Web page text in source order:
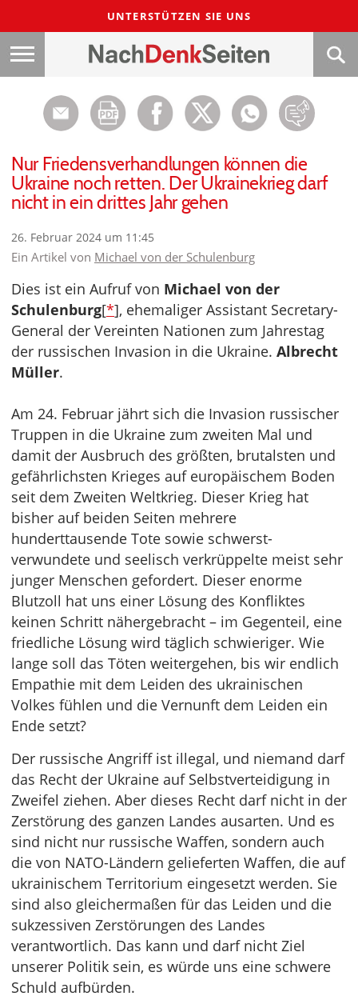
UNTERSTÜTZEN SIE UNS
Nur Friedensverhandlungen können die
Ukraine noch retten. Der Ukrainekrieg darf
nicht in ein drittes Jahr gehen
26. Februar 2024 um 11:45
Ein Artikel von Michael von der Schulenburg
Dies ist ein Aufruf von Michael von der
Schulenburg[*], ehemaliger Assistant Secretary-
General der Vereinten Nationen zum Jahrestag
der russischen Invasion in die Ukraine. Albrecht
Müller.
Am 24. Februar jährt sich die Invasion russischer
Truppen in die Ukraine zum zweiten Mal und
damit der Ausbruch des größten, brutalsten und
gefährlichsten Krieges auf europäischem Boden
seit dem Zweiten Weltkrieg. Dieser Krieg hat
bisher auf beiden Seiten mehrere
hunderttausende Tote sowie schwerst-
verwundete und seelisch verkrüppelte meist sehr
junger Menschen gefordert. Dieser enorme
Blutzoll hat uns einer Lösung des Konfliktes
keinen Schritt nähergebracht – im Gegenteil, eine
friedliche Lösung wird täglich schwieriger. Wie
lange soll das Töten weitergehen, bis wir endlich
Empathie mit dem Leiden des ukrainischen
Volkes fühlen und die Vernunft dem Leiden ein
Ende setzt?
Der russische Angriff ist illegal, und niemand darf
das Recht der Ukraine auf Selbstverteidigung in
Zweifel ziehen. Aber dieses Recht darf nicht in der
Zerstörung des ganzen Landes ausarten. Und es
sind nicht nur russische Waffen, sondern auch
die von NATO-Ländern gelieferten Waffen, die auf
ukrainischem Territorium eingesetzt werden. Sie
sind also gleichermaßen für das Leiden und die
sukzessiven Zerstörungen des Landes
verantwortlich. Das kann und darf nicht Ziel
unserer Politik sein, es würde uns eine schwere
Schuld aufbürden.